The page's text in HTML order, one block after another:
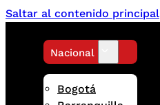
Saltar al contenido principal
Nacional
Bogotá